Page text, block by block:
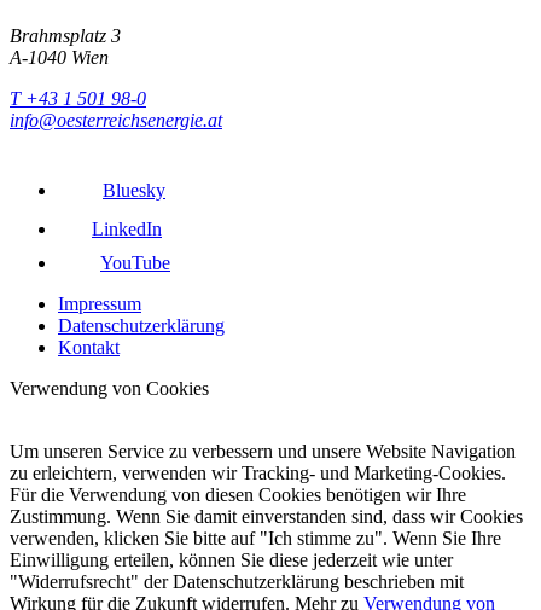
Brahmsplatz 3
A-1040 Wien
T +43 1 501 98-0
info@oesterreichsenergie.at
Bluesky
LinkedIn
YouTube
Impressum
Datenschutzerklärung
Kontakt
Verwendung von Cookies
Um unseren Service zu verbessern und unsere Website Navigation
zu erleichtern, verwenden wir Tracking- und Marketing-Cookies.
Für die Verwendung von diesen Cookies benötigen wir Ihre
Zustimmung. Wenn Sie damit einverstanden sind, dass wir Cookies
verwenden, klicken Sie bitte auf "Ich stimme zu". Wenn Sie Ihre
Einwilligung erteilen, können Sie diese jederzeit wie unter
"Widerrufsrecht" der Datenschutzerklärung beschrieben mit
Wirkung für die Zukunft widerrufen. Mehr zu Verwendung von